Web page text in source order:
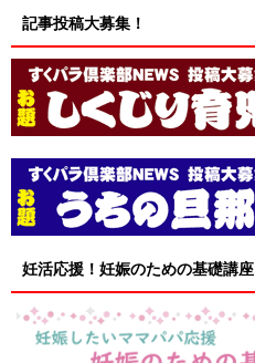
記事投稿大募集！
妊活応援！妊娠のための基礎講座